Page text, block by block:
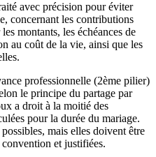
avec précision pour éviter
concernant les contributions
montants, les échéances de
au coût de la vie, ainsi que les
professionnelle (2ème pilier)
le principe du partage par
a droit à la moitié des
pour la durée du mariage.
mais elles doivent être
et justifiées.